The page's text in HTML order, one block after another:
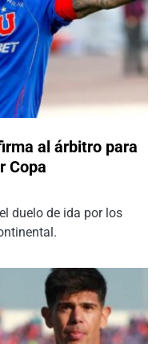
al árbitro para
Copa
duelo de ida por los